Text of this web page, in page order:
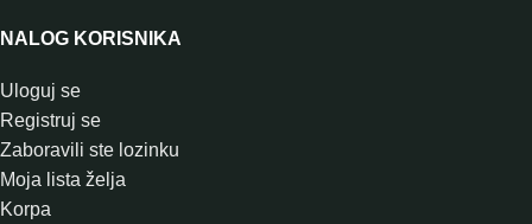
NALOG KORISNIKA
Uloguj se
Registruj se
Zaboravili ste lozinku
Moja lista želja
Korpa